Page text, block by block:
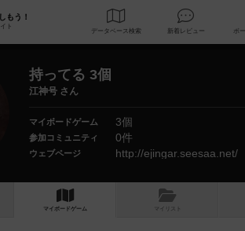
もう！
ト
データベース 検索 新着レビュー
持ってる 3個
江神号 さん
マイボードゲーム 3個
参加コミュニティ 0件
ウェブページ http://ejingar.seesaa.net/
マイボードゲーム マイリスト